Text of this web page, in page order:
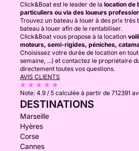
Click&Boat est le leader de la location de
particuliers ou via des loueurs
Trouvez un bateau à louer à des prix très
bateau à louer afin de le rentabiliser.
Click&Boat vous propose à la location
moteurs, semi-rigides, péniches,
Choisissez votre durée de location en
semaine, ...) et contactez le propriétaire
directement toutes vos questions.
AVIS CLIENTS
Note: 4.9 / 5 calculée à partir de 712391
DESTINATIONS
Marseille
Hyères
Corse
Cannes